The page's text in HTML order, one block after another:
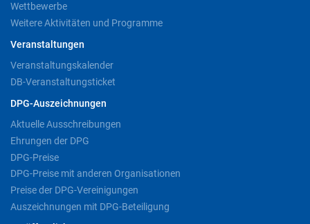
Wettbewerbe
Weitere Aktivitäten und Programme
Veranstaltungen
Veranstaltungskalender
DB-Veranstaltungsticket
DPG-Auszeichnungen
Aktuelle Ausschreibungen
Ehrungen der DPG
DPG-Preise
DPG-Preise mit anderen Organisationen
Preise der DPG-Vereinigungen
Auszeichnungen mit DPG-Beteiligung